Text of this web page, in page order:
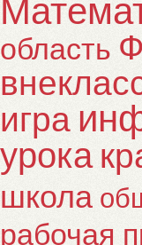
область
игра
урока
школа
рабочая